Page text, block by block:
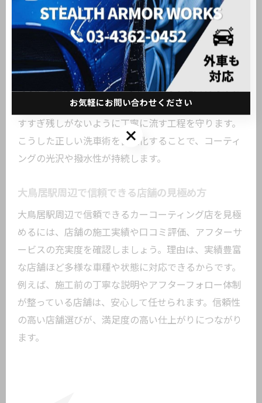
カーコーティング効果を高める洗車術
カーコーティング効果を高めるには、専用の中性シャ
ンプーとマイクロファイバークロスの使用がポイント
です。理由は、コーティング層を傷めずに汚れのみを
除去できるからです。例えば、泡立てて優しく洗い、
すすぎ残しがないように丁寧に流す工程を守ります。
こうした正しい洗車術を習慣化することで、コーティ
ングの光沢や撥水性が持続します。
大鳥居駅周辺で信頼できる店舗の見極め方
大鳥居駅周辺で信頼できるカーコーティング店を見極
めるには、店舗の施工実績や口コミ評価、アフターサ
ービスの充実度を確認しましょう。理由は、実績豊富
な店舗ほど多様な車種や状態に対応できるからです。
例えば、施工前の丁寧な説明やアフターフォロー体制
が整っている店舗は、安心して任せられます。信頼性
の高い店舗選びが、満足度の高い仕上がりにつながり
ます。
お気軽にお問い合わせください
お気軽にお問い合わせください